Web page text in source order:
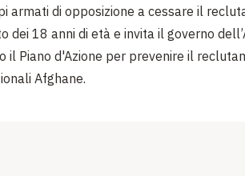
armati di opposizione a cessare il
dei 18 anni di età e invita il governo
il Piano d'Azione per prevenire il
Afghane.